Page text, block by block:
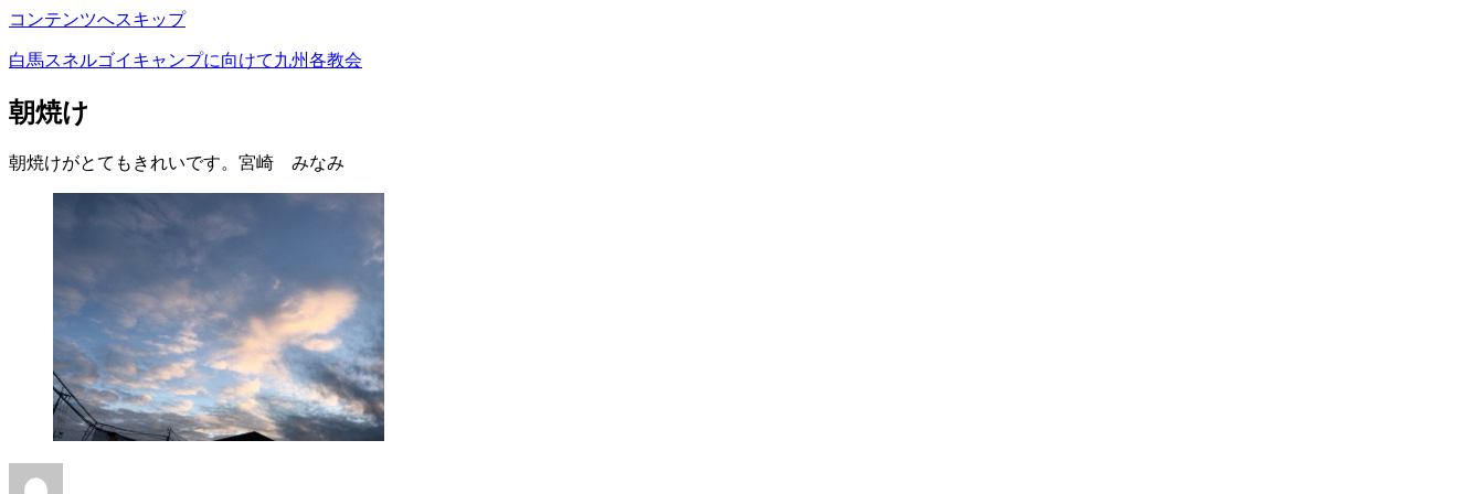
コンテンツへスキップ
白馬スネルゴイキャンプに向けて九州各教会
朝焼け
朝焼けがとてもきれいです。宮崎 みなみ